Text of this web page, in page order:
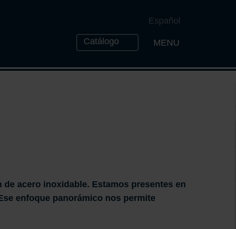
Español
Catálogo
MENU
acero inoxidable. Estamos presentes en
enfoque panorámico nos permite